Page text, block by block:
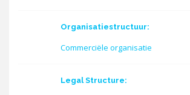
Organisatiestructuur:
Commerciële organisatie
Legal Structure: